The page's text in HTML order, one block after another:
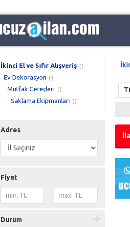
İkinci El ve Sıfır Alışveriş ()
Ev Dekorasyon ()
Mutfak Gereçleri ()
Saklama Ekipmanları ()
Adres
Fiyat
Durum